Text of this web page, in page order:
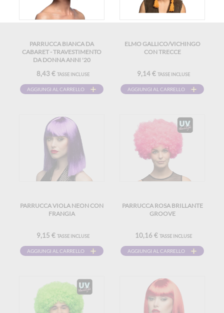
PARRUCCA BIANCA DA
CABARET - TRAVESTIMENTO
DA DONNA ANNI '20
8,43 € TASSE INCLUSE
AGGIUNGI AL CARRELLO
ELMO GALLICO/VICHINGO
CON TRECCE
9,14 € TASSE INCLUSE
AGGIUNGI AL CARRELLO
PARRUCCA VIOLA NEON CON
FRANGIA
9,15 € TASSE INCLUSE
AGGIUNGI AL CARRELLO
PARRUCCA ROSA BRILLANTE
GROOVE
10,16 € TASSE INCLUSE
AGGIUNGI AL CARRELLO